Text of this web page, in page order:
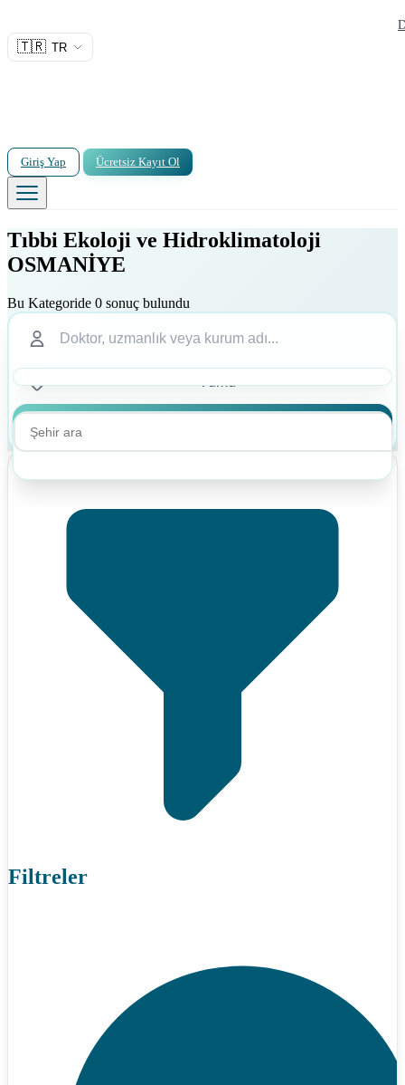
🇹🇷 TR
Giriş Yap Ücretsiz Kayıt Ol
Tıbbi Ekoloji ve Hidroklimatoloji
OSMANİYE
Bu Kategoride 0 sonuç bulundu
Filtreler